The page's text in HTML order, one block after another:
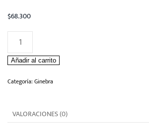
$68.300
GORDONS
LONDON
DRY
GIN
cantidad
Añadir al carrito
Categoría: Ginebra
VALORACIONES (0)